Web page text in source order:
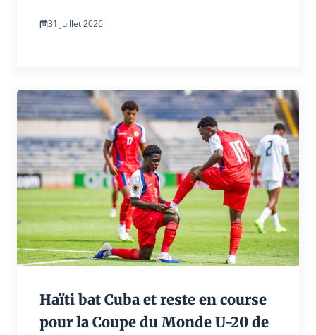
31 juillet 2026
Haïti bat Cuba et reste en course
pour la Coupe du Monde U-20 de